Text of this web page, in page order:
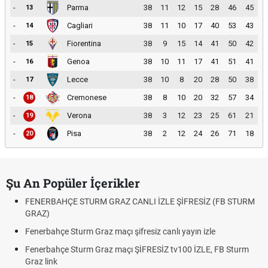
-
13 Parma 38 11 12 15 28 46
45
-
14 Cagliari 38 11 10 17 40 53
43
-
15 Fiorentina 38 9 15 14 41 50
42
-
16 Genoa 38 10 11 17 41 51
41
-
17 Lecce 38 10 8 20 28 50
38
-
18 Cremonese 38 8 10 20 32 57
34
-
19 Verona 38 3 12 23 25 61
21
-
20 Pisa 38 2 12 24 26 71 18
Şu An Popüler İçerikler
FENERBAHÇE STURM GRAZ CANLI İZLE ŞİFRESİZ (FB STURM
GRAZ)
Fenerbahçe Sturm Graz maçı şifresiz canlı yayın izle
Fenerbahçe Sturm Graz maçı ŞİFRESİZ tv100 İZLE, FB Sturm
Graz link